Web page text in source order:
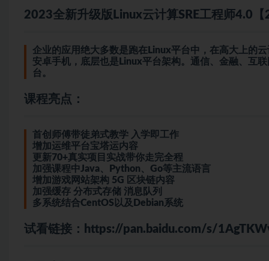
2023全新升级版Linux云计算SRE工程师4.0
企业的应用绝大多数是跑在Linux平台中，在高大上的
安卓手机，底层也是Linux平台架构。通信、金融、互
台。
课程亮点：
首创师傅带徒弟式教学 入学即工作
增加运维平台宝塔运内容
更新70+真实项目实战带你走完全程
加强课程中Java、Python、Go等主流语言
增加游戏网站架构 5G 区块链内容
加强缓存 分布式存储 消息队列
多系统结合CentOS以及Debian系统
试看链接： https://pan.baidu.com/s/